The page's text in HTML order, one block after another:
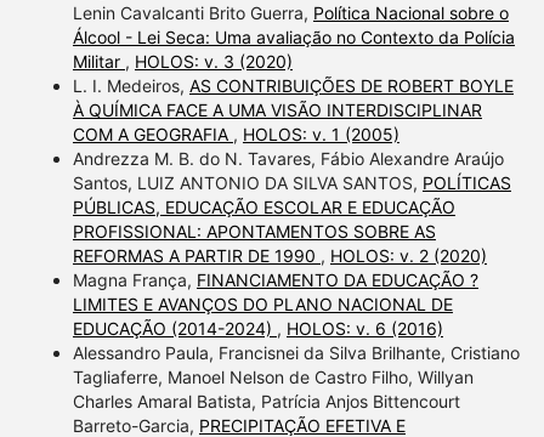
Lenin Cavalcanti Brito Guerra, Política Nacional sobre o
Álcool - Lei Seca: Uma avaliação no Contexto da Polícia
Militar , HOLOS: v. 3 (2020)
L. I. Medeiros, AS CONTRIBUIÇÕES DE ROBERT BOYLE
À QUÍMICA FACE A UMA VISÃO INTERDISCIPLINAR
COM A GEOGRAFIA , HOLOS: v. 1 (2005)
Andrezza M. B. do N. Tavares, Fábio Alexandre Araújo
Santos, LUIZ ANTONIO DA SILVA SANTOS, POLÍTICAS
PÚBLICAS, EDUCAÇÃO ESCOLAR E EDUCAÇÃO
PROFISSIONAL: APONTAMENTOS SOBRE AS
REFORMAS A PARTIR DE 1990 , HOLOS: v. 2 (2020)
Magna França, FINANCIAMENTO DA EDUCAÇÃO ?
LIMITES E AVANÇOS DO PLANO NACIONAL DE
EDUCAÇÃO (2014-2024) , HOLOS: v. 6 (2016)
Alessandro Paula, Francisnei da Silva Brilhante, Cristiano
Tagliaferre, Manoel Nelson de Castro Filho, Willyan
Charles Amaral Batista, Patrícia Anjos Bittencourt
Barreto-Garcia, PRECIPITAÇÃO EFETIVA E